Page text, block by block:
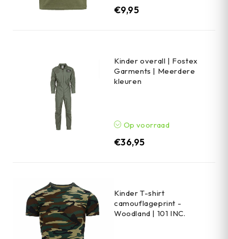
€9,95
Kinder overall | Fostex
Garments | Meerdere
kleuren
Op voorraad
€36,95
Kinder T-shirt
camouflageprint -
Woodland | 101 INC.